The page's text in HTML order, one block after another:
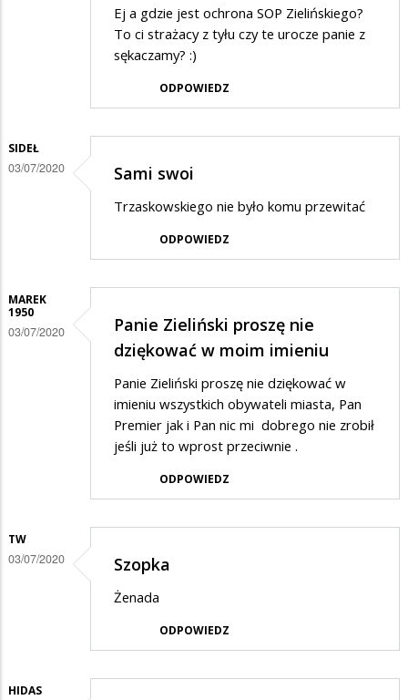
Mateuszka
ustaczka
Ej a gdzie jest ochrona SOP Zielińskiego?
To ci strażacy z tyłu czy te urocze panie z
sękaczamy? :)
ODPOWIEDZ
SIDEŁ
03/07/2020 Sami swoi
Trzaskowskiego nie było komu przewitać
ODPOWIEDZ
MAREK
1950
03/07/2020
Panie Zieliński proszę nie
dziękować w moim imieniu
Panie Zieliński proszę nie dziękować w
imieniu wszystkich obywateli miasta, Pan
Premier jak i Pan nic mi dobrego nie zrobił
jeśli już to wprost przeciwnie .
ODPOWIEDZ
TW
03/07/2020 Szopka
Żenada
ODPOWIEDZ
HIDAS